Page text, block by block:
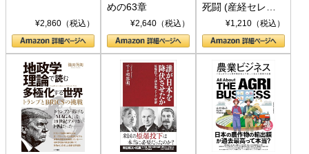
¥2,860（税込）
めの63章
¥2,640（税込）
死闘 (産経セレク
ト S 039)¥1,210（税込）